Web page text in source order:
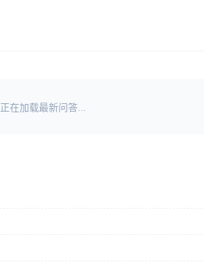
正在加载最新问答...